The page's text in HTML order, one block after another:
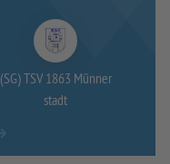
(SG) TSV 1863 Münner
stadt